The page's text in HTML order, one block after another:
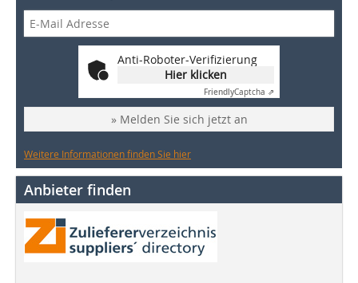
Anti-Roboter-Verifizierung
Hier klicken
FriendlyCaptcha ⇗
» Melden Sie sich jetzt an
Weitere Informationen finden Sie hier
Anbieter finden